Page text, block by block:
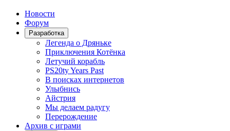
Новости
Форум
Разработка
Легенда о Дряньке
Приключения Котёнка
Летучий корабль
PS20ty Years Past
В поисках интернетов
Улыбнись
Айстрия
Мы делаем радугу
Перерождение
Архив с играми